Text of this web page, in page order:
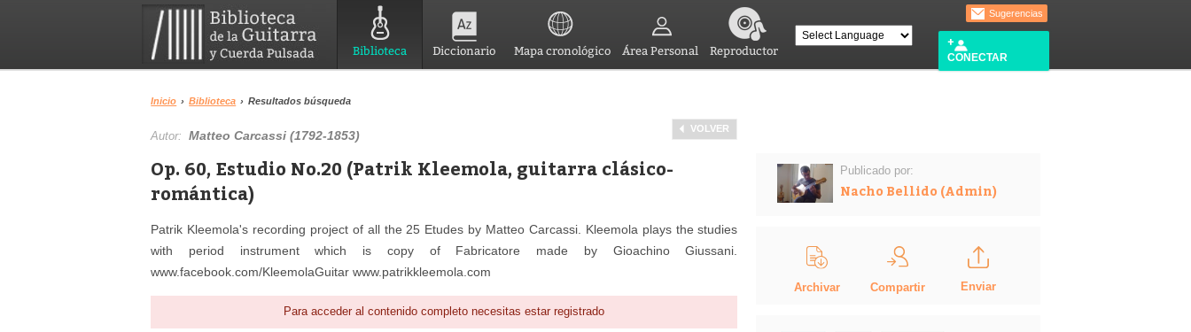
Biblioteca Diccionario Mapa cronológico Área Personal Reproductor
Sugerencias
CONECTAR
Inicio › Biblioteca › Resultados búsqueda
VOLVER
Autor:Matteo Carcassi (1792-1853)
Op. 60, Estudio No.20 (Patrik Kleemola, guitarra clásico-
romántica)
Patrik Kleemola's recording project of all the 25 Etudes by Matteo Carcassi. Kleemola plays the studies
with period instrument which is copy of Fabricatore made by Gioachino Giussani.
www.facebook.com/KleemolaGuitar www.patrikkleemola.com
Para acceder al contenido completo necesitas estar registrado
Publicado por:
Nacho Bellido (Admin)
Archivar Compartir Enviar